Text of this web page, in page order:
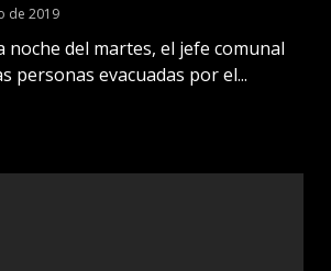
de 2019
noche del martes, el jefe comunal
personas evacuadas por el...